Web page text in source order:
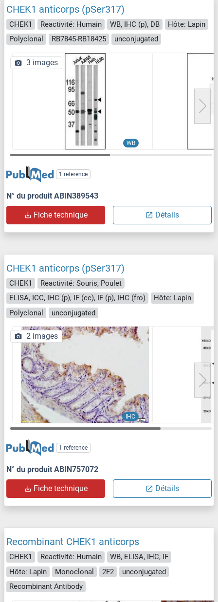
CHEK1 anticorps (pSer317)
CHEK1 Reactivité: Humain WB, IHC (p), DB
Hôte: Lapin
Polyclonal
RB7845-RB18425 unconjugated
WB
3 images
1 reference
N° du produit ABIN389543
Fiche technique Détails
CHEK1 anticorps (pSer317)
CHEK1
Reactivité: Souris, Poulet
ELISA, ICC, IHC (p), IF (cc), IF (p), IHC (fro)
Hôte: Lapin
Polyclonal
unconjugated
IHC
2 images
1 reference
N° du produit ABIN757072
Fiche technique Détails
Recombinant CHEK1 anticorps
CHEK1 Reactivité: Humain
WB, ELISA, IHC, IF
Hôte: Lapin
Monoclonal 2F2
unconjugated
Recombinant Antibody